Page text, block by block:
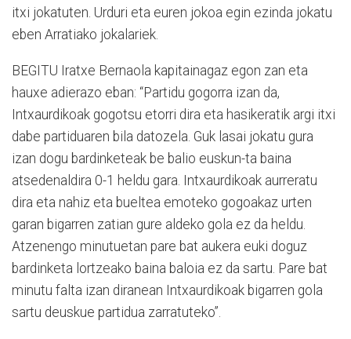
itxi jokatuten. Urduri eta euren jokoa egin ezinda jokatu
eben Arratiako jokalariek.
BEGITU Iratxe Bernaola kapitainagaz egon zan eta
hauxe adierazo eban: “Partidu gogorra izan da,
Intxaurdikoak gogotsu etorri dira eta hasikeratik argi itxi
dabe partiduaren bila datozela. Guk lasai jokatu gura
izan dogu bardinketeak be balio euskun-ta baina
atsedenaldira 0-1 heldu gara. Intxaurdikoak aurreratu
dira eta nahiz eta bueltea emoteko gogoakaz urten
garan bigarren zatian gure aldeko gola ez da heldu.
Atzenengo minutuetan pare bat aukera euki doguz
bardinketa lortzeako baina baloia ez da sartu. Pare bat
minutu falta izan diranean Intxaurdikoak bigarren gola
sartu deuskue partidua zarratuteko”.